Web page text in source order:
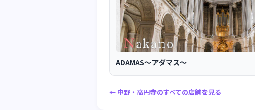
ADAMAS～アダマス～
← 中野・高円寺のすべての店舗を見る